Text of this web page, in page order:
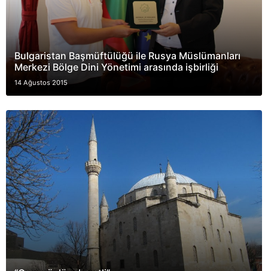
Bulgaristan Başmüftülüğü ile Rusya Müslümanları
Merkezi Bölge Dini Yönetimi arasında işbirliği
14 Ağustos 2015